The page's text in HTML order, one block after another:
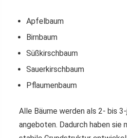
Apfelbaum
Birnbaum
Süßkirschbaum
Sauerkirschbaum
Pflaumenbaum
Alle Bäume werden als 2- bis
angeboten. Dadurch haben sie